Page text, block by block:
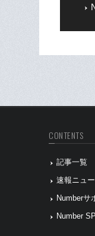
CONTENTS
記事一覧
速報ニュ
Numberサ
Number